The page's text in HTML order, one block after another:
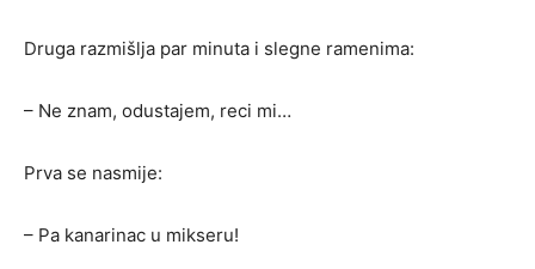
Druga razmišlja par minuta i slegne ramenima:
– Ne znam, odustajem, reci mi…
Prva se nasmije:
– Pa kanarinac u mikseru!